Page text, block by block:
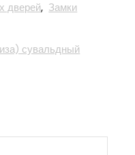
дверей, Замки
сувальдный